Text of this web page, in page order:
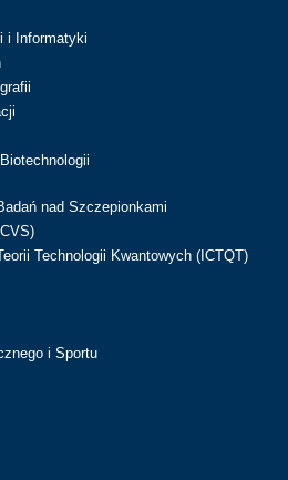
i Informatyki
nad Szczepionkami
Technologii Kwantowych (ICTQT)
i Sportu